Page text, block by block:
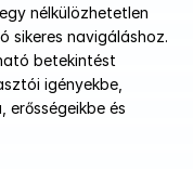
nélkülözhetetlen
sikeres navigáláshoz.
betekintést
igényekbe,
és